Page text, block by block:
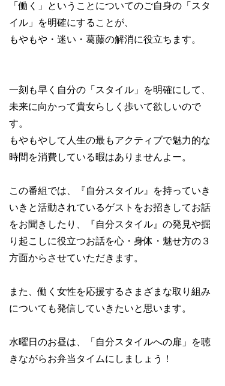
「働く」ということについてのご自身の「スタ
イル」を明確にすることが、
もやもや・迷い・葛藤の解消に役立ちます。
一刻も早く自分の「スタイル」を明確にして、
未来に向かって貴女らしく歩いて欲しいので
す。
もやもやして人生の最もアクティブで魅力的な
時間を消費している暇はありませんよー。
この番組では、『自分スタイル』を持っていき
いきと活動されているゲストをお招きしてお話
をお聞きしたり、『自分スタイル』の発見や掘
り起こしに役立つお話を心・身体・魅せ方の３
方面からさせていただきます。
また、働く女性を応援するさまざまな取り組み
についても発信していきたいと思います。
水曜日のお昼は、「自分スタイルへの扉」を聴
きながらお弁当タイムにしましょう！